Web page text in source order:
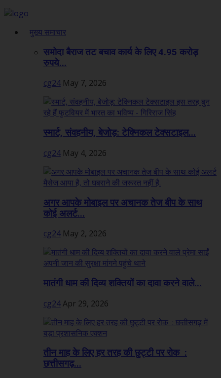
मुख्य समाचार
समोदा बैराज तट बचाव कार्य के लिए 4.95 करोड़
रुपये...
cg24 May 7, 2026
स्मार्ट, संवहनीय, बेजोड़: टेक्निकल टेक्सटाइल...
cg24 May 4, 2026
अगर आपके मोबाइल पर अचानक तेज बीप के साथ
कोई अलर्ट...
cg24 May 2, 2026
मातंगी धाम की दिव्य शक्तियों का दावा करने वाले...
cg24Apr 29, 2026
तीन माह के लिए हर तरह की छुट्टी पर रोक :
छत्तीसगढ़...